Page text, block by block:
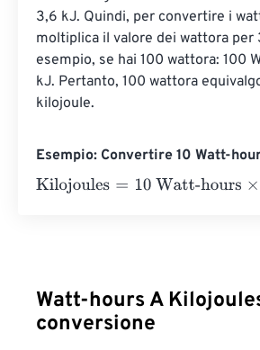
3,6 kJ. Quindi, per convertire i
moltiplica il valore dei wattora per
esempio, se hai 100 wattora: 100
kJ. Pertanto, 100 wattora
kilojoule.
Esempio: Convertire 10 Watt-
Kilojoules=10 Watt-hours×3.6=36
Watt-hours A
conversione